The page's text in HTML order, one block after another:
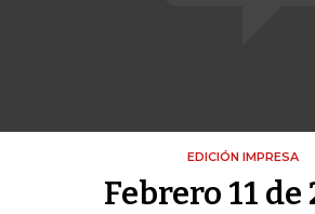
EDICIÓN IMPRESA
Febrero 11 de